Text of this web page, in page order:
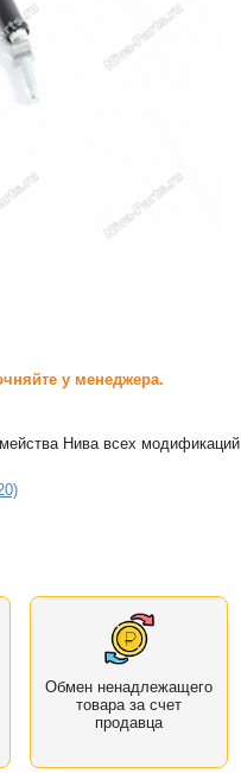
у менеджера.
Нива всех модификаций
Обмен ненадлежащего
товара за счет
продавца